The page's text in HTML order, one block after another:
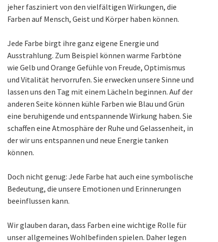
jeher fasziniert von den vielfältigen Wirkungen, die
Farben auf Mensch, Geist und Körper haben können.
Jede Farbe birgt ihre ganz eigene Energie und
Ausstrahlung. Zum Beispiel können warme Farbtöne
wie Gelb und Orange Gefühle von Freude, Optimismus
und Vitalität hervorrufen. Sie erwecken unsere Sinne und
lassen uns den Tag mit einem Lächeln beginnen. Auf der
anderen Seite können kühle Farben wie Blau und Grün
eine beruhigende und entspannende Wirkung haben. Sie
schaffen eine Atmosphäre der Ruhe und Gelassenheit, in
der wir uns entspannen und neue Energie tanken
können.
Doch nicht genug: Jede Farbe hat auch eine symbolische
Bedeutung, die unsere Emotionen und Erinnerungen
beeinflussen kann.
Wir glauben daran, dass Farben eine wichtige Rolle für
unser allgemeines Wohlbefinden spielen. Daher legen